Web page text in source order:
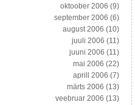
oktoober 2006 (9)
september 2006 (6)
august 2006 (10)
juuli 2006 (11)
juuni 2006 (11)
mai 2006 (22)
aprill 2006 (7)
märts 2006 (13)
veebruar 2006 (13)